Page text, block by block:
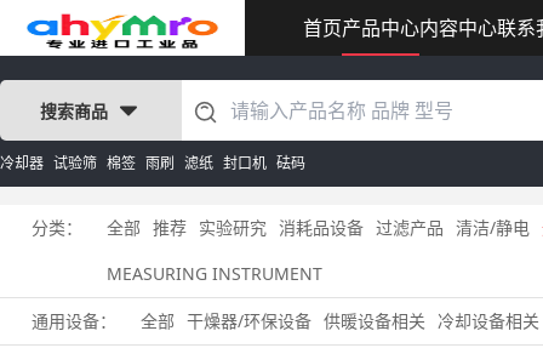
首页产品中心内容中心联系
搜索商品
冷却器 试验筛 棉签 雨刷 滤纸 封口机 砝码
分类： 全部 推荐 实验研究 消耗品设备 过滤产品 清洁/静电
MEASURING INSTRUMENT
通用设备： 全部 干燥器/环保设备 供暖设备相关 冷却设备相关